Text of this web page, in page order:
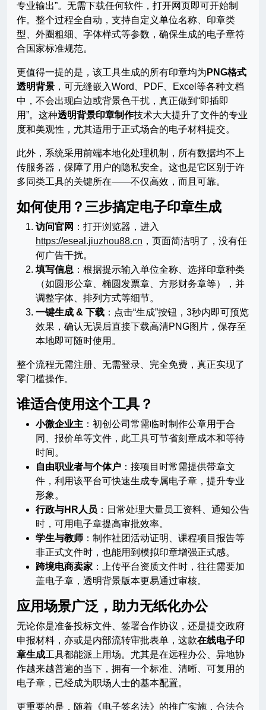
专业输出”。无需下载任何软件，打开网页即可开始制
作。整个过程全自动，支持自定义单位名称、印章类
型、外圈粗细、字体样式等参数，确保生成的电子章符
合国家标准规范。
更值得一提的是，该工具生成的所有印章均为 PNG格式
透明背景 ，可无缝嵌入Word、PDF、Excel等各种文档
中，不会出现白边或背景色干扰，真正做到“即插即
用”。这种透明背景印章制作技术大大提升了文件的专业
度和美观性，尤其适用于正式场合的电子材料提交。
此外，系统采用前端本地化处理机制，所有数据均不上
传服务器，保障了用户的隐私安全。这也是它区别于许
多同类工具的关键所在——不仅高效，而且可靠。
如何使用？三步搞定电子印章生成
访问官网 ：打开浏览器，进入
https://eseal.jiuzhou88.cn ，页面简洁明了，没有任
何广告干扰。
填写信息 ：根据提示输入单位全称、选择印章种类
（如圆形公章、椭圆发票章、方形财务章等），并
调整字体、排列方式等细节。
一键生成 & 下载 ：点击“生成”按钮，3秒内即可预览
效果，确认无误后直接下载高清PNG图片，保存至
本地即可随时使用。
整个流程无需注册、无需登录、完全免费，真正实现了
零门槛操作。
谁适合使用这个工具？
小微企业主 ：初创公司常需临时制作公章用于合
同、报价单等文件，此工具可节省刻章成本和等待
时间。
自由职业者与个体户 ：接项目时常需提供带章文
件，利用该平台可快速生成专属电子章，提升专业
形象。
行政与HR人员 ：日常处理大量员工资料、通知公告
时，可用电子章提高审批效率。
学生与教师 ：制作社团活动证明、课程项目报告等
非正式文件时，也能用到模拟印章增强正式感。
跨境电商卖家 ：上传平台资质文件时，往往需要加
盖电子章，透明背景版本更易通过审核。
应用场景广泛，助力无纸化办公
无论你是准备投标文件、签署合作协议，还是提交政府
申报材料，亦或是内部流转审批表单，这款在线电子印
章生成工具都能派上用场。尤其是在远程办公、异地协
作越来越普遍的当下，拥有一个标准、清晰、可复用的
电子章，已经成为职场人士的基本配置。
更重要的是，随着《电子签名法》的推广实施，合法合